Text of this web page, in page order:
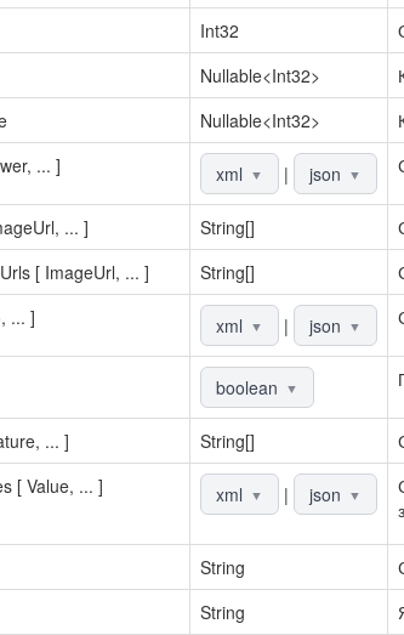
Int32
Nullable<Int32>
Nullable<Int32>
... ]
xml ▼ | json ▼
... ] String[]
[ ImageUrl, ... ]
String[]
... ]
xml ▼ | json ▼
boolean ▼
... ] String[]
[ Value, ... ]
xml ▼ | json ▼
String
String